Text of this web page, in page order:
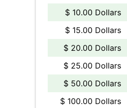
$ 10.00 Dollars
$ 15.00 Dollars
$ 20.00 Dollars
$ 25.00 Dollars
$ 50.00 Dollars
$ 100.00 Dollars